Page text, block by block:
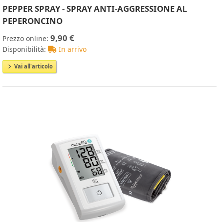
PEPPER SPRAY - SPRAY ANTI-AGGRESSIONE AL
PEPERONCINO
Prezzo online: 9,90 €
Disponibilità: In arrivo
Vai all'articolo